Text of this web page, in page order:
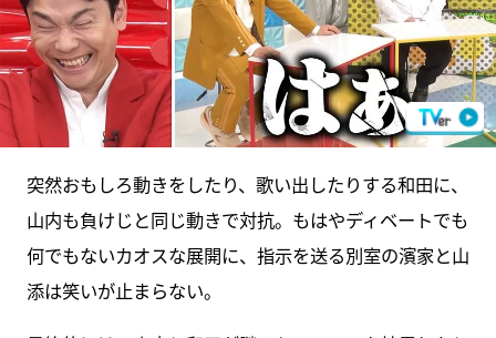
突然おもしろ動きをしたり、歌い出したりする和田に、
山内も負けじと同じ動きで対抗。もはやディベートでも
何でもないカオスな展開に、指示を送る別室の濱家と山
添は笑いが止まらない。